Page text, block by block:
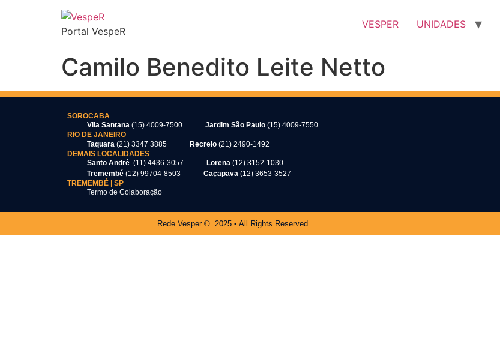
Portal VespeR
VESPER UNIDADES
Camilo Benedito Leite Netto
SOROCABA
Vila Santana (15) 4009-7500 Jardim São Paulo (15) 4009-7550
RIO DE JANEIRO
Taquara (21) 3347 3885 Recreio (21) 2490-1492
DEMAIS LOCALIDADES
Santo André (11) 4436-3057 Lorena (12) 3152-1030
Tremembé (12) 99704-8503 Caçapava (12) 3653-3527
TREMEMBÉ | SP
Termo de Colaboração
Rede Vesper © 2025 • All Rights Reserved